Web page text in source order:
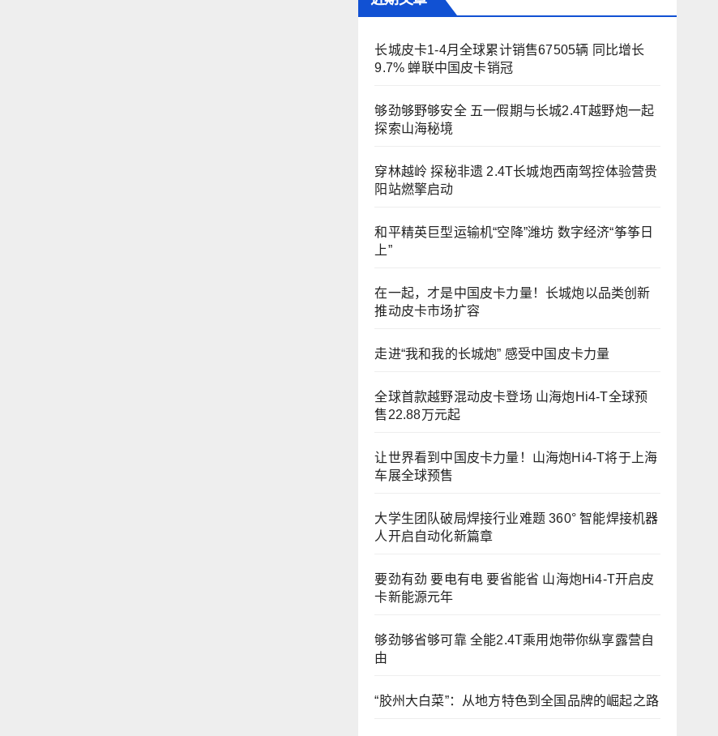
长城皮卡1-4月全球累计销售67505辆 同比增长
9.7% 蝉联中国皮卡销冠
够劲够野够安全 五一假期与长城2.4T越野炮一起
探索山海秘境
穿林越岭 探秘非遗 2.4T长城炮西南驾控体验营贵
阳站燃擎启动
和平精英巨型运输机“空降”潍坊 数字经济“筝筝日
上”
在一起，才是中国皮卡力量！长城炮以品类创新
推动皮卡市场扩容
走进“我和我的长城炮” 感受中国皮卡力量
全球首款越野混动皮卡登场 山海炮Hi4-T全球预
售22.88万元起
让世界看到中国皮卡力量！山海炮Hi4-T将于上海
车展全球预售
大学生团队破局焊接行业难题 360° 智能焊接机器
人开启自动化新篇章
要劲有劲 要电有电 要省能省 山海炮Hi4-T开启皮
卡新能源元年
够劲够省够可靠 全能2.4T乘用炮带你纵享露营自
由
“胶州大白菜”：从地方特色到全国品牌的崛起之路